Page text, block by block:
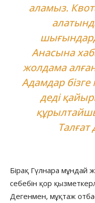
аламыз.
Анасына
жолдама
Адамдар бізге
деді
Бірақ Гүлнара мұндай
себебін қор
Дегенмен, мұқтаж